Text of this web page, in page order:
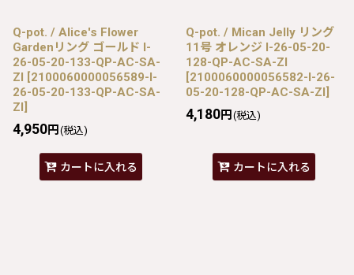
Q-pot. / Alice's Flower
Gardenリング ゴールド I-
26-05-20-133-QP-AC-SA-
ZI [2100060000056589-I-
26-05-20-133-QP-AC-SA-
ZI]
4,950円 (税込)
カートに入れる
Q-pot. / Mican Jelly リング
11号 オレンジ I-26-05-20-
128-QP-AC-SA-ZI
[2100060000056582-I-26-
05-20-128-QP-AC-SA-ZI]
4,180円 (税込)
カートに入れる